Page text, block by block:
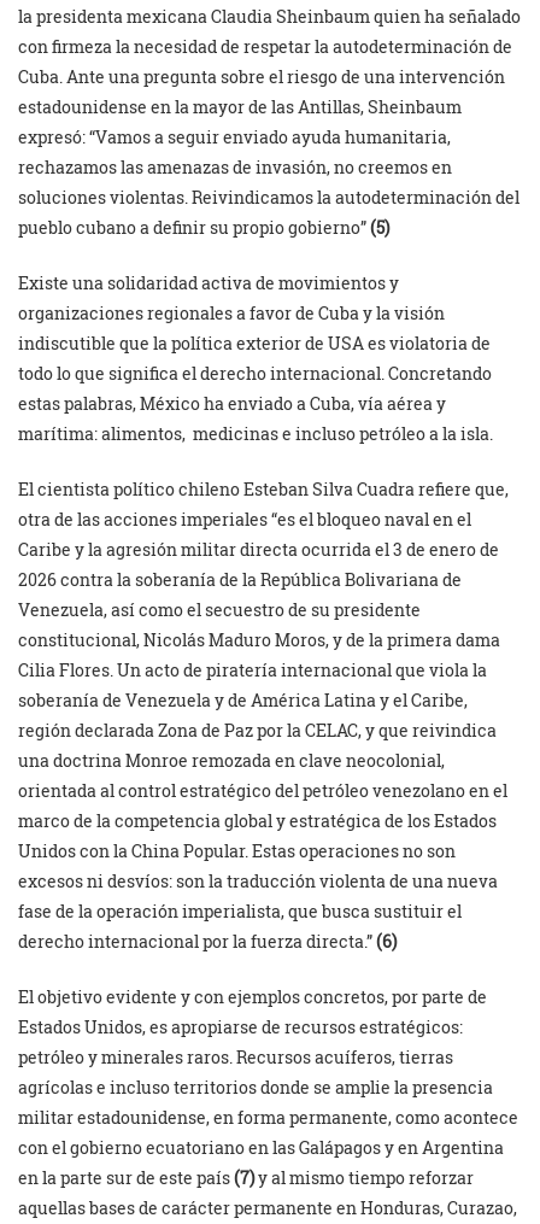
la presidenta mexicana Claudia Sheinbaum quien ha señalado
con firmeza la necesidad de respetar la autodeterminación de
Cuba. Ante una pregunta sobre el riesgo de una intervención
estadounidense en la mayor de las Antillas, Sheinbaum
expresó: “Vamos a seguir enviado ayuda humanitaria,
rechazamos las amenazas de invasión, no creemos en
soluciones violentas. Reivindicamos la autodeterminación del
pueblo cubano a definir su propio gobierno”(5)
Existe una solidaridad activa de movimientos y
organizaciones regionales a favor de Cuba y la visión
indiscutible que la política exterior de USA es violatoria de
todo lo que significa el derecho internacional. Concretando
estas palabras, México ha enviado a Cuba, vía aérea y
marítima: alimentos, medicinas e incluso petróleo a la isla.
El cientista político chileno Esteban Silva Cuadra refiere que,
otra de las acciones imperiales “es el bloqueo naval en el
Caribe y la agresión militar directa ocurrida el 3 de enero de
2026 contra la soberanía de la República Bolivariana de
Venezuela, así como el secuestro de su presidente
constitucional, Nicolás Maduro Moros, y de la primera dama
Cilia Flores. Un acto de piratería internacional que viola la
soberanía de Venezuela y de América Latina y el Caribe,
región declarada Zona de Paz por la CELAC, y que reivindica
una doctrina Monroe remozada en clave neocolonial,
orientada al control estratégico del petróleo venezolano en el
marco de la competencia global y estratégica de los Estados
Unidos con la China Popular. Estas operaciones no son
excesos ni desvíos: son la traducción violenta de una nueva
fase de la operación imperialista, que busca sustituir el
derecho internacional por la fuerza directa.”(6)
El objetivo evidente y con ejemplos concretos, por parte de
Estados Unidos, es apropiarse de recursos estratégicos:
petróleo y minerales raros. Recursos acuíferos, tierras
agrícolas e incluso territorios donde se amplie la presencia
militar estadounidense, en forma permanente, como acontece
con el gobierno ecuatoriano en las Galápagos y en Argentina
en la parte sur de este país(7)y al mismo tiempo reforzar
aquellas bases de carácter permanente en Honduras, Curazao,